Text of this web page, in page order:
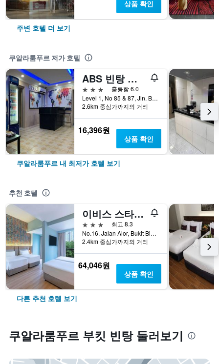
상품 확인
주변 호텔 더 보기
쿠알라룸푸르 저가 호텔
ABS 빈탕 게스트하우스
3성급
훌륭함 6.0
Level 1, No 85 & 87, Jln. Bukit Bintang, 쿠알라룸푸르, 말레이시아
2.6km 중심가까지의 거리
16,396원
상품 확인
쿠알라룸푸르 내 최저가 호텔 보기
추천 호텔
이비스 스타일스 쿠알라룸푸르 부킷 빈탕
3성급
최고 8.3
No.16, Jalan Alor, Bukit Bintang, 쿠알라룸푸르, 말레이시아
2.4km 중심가까지의 거리
64,046원
상품 확인
다른 추천 호텔 보기
쿠알라룸푸르 부킷 빈탕 둘러보기